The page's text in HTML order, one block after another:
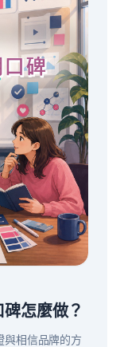
怎麼做？
相信品牌的方